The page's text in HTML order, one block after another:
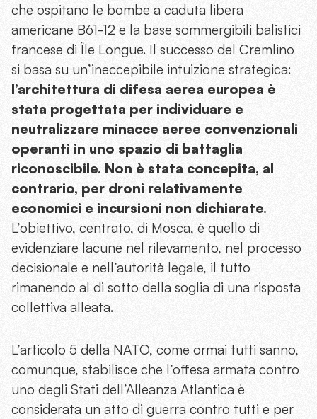
che ospitano le bombe a caduta libera
americane B61-12 e la base sommergibili balistici
francese di Île Longue. Il successo del Cremlino
si basa su un’ineccepibile intuizione strategica:
l’architettura di difesa aerea europea è
stata progettata per individuare e
neutralizzare minacce aeree convenzionali
operanti in uno spazio di battaglia
riconoscibile. Non è stata concepita, al
contrario, per droni relativamente
economici e incursioni non dichiarate.
L’obiettivo, centrato, di Mosca, è quello di
evidenziare lacune nel rilevamento, nel processo
decisionale e nell’autorità legale, il tutto
rimanendo al di sotto della soglia di una risposta
collettiva alleata.
L’articolo 5 della NATO, come ormai tutti sanno,
comunque, stabilisce che l’offesa armata contro
uno degli Stati dell’Alleanza Atlantica è
considerata un atto di guerra contro tutti e per